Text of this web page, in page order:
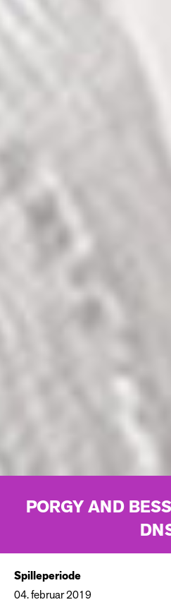
PORGY AND
Spilleperiode
04. februar 2019